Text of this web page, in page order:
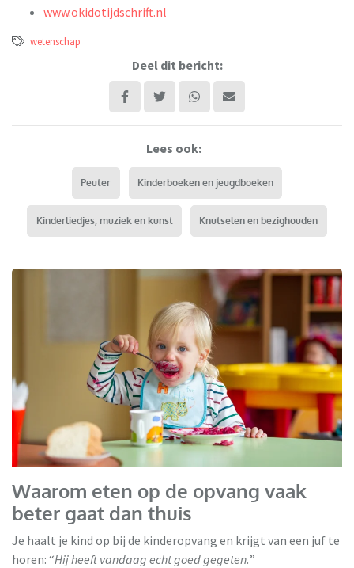
www.okidotijdschrift.nl
wetenschap
Deel dit bericht:
Lees ook:
Peuter Kinderboeken en jeugdboeken
Kinderliedjes, muziek en kunst Knutselen en bezighouden
Waarom eten op de opvang vaak
beter gaat dan thuis
Je haalt je kind op bij de kinderopvang en krijgt van een juf te
horen: “Hij heeft vandaag echt goed gegeten.”